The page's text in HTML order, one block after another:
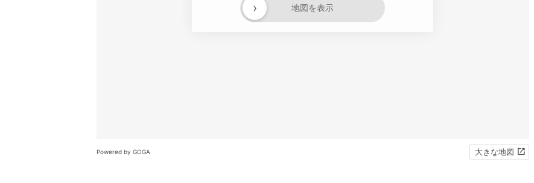
地図を表示
›
Powered by GOGA 大きな地図